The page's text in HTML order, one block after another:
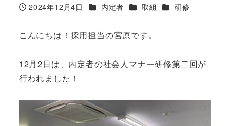
投稿日
2024年12月4日 カテゴリー
内定者 カテゴリー
取組 カテゴリー
研修
こんにちは！採用担当の宮原です。
12月2日は、内定者の社会人マナー研修第二回が
行われました！